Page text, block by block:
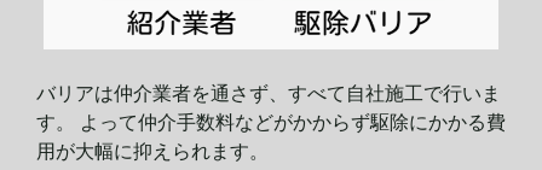
バリアは仲介業者を通さず、すべて自社施工で行いま
す。 よって仲介手数料などがかからず駆除にかかる費
用が大幅に抑えられます。